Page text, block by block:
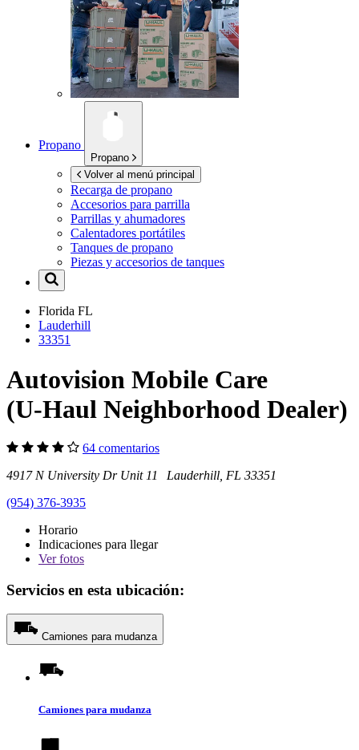
Propano
Propano
Volver al menú principal
Recarga de propano
Accesorios para parrilla
Parrillas y ahumadores
Calentadores portátiles
Tanques de propano
Piezas y accesorios de tanques
Florida FL
Lauderhill
33351
Autovision Mobile Care
(U-Haul Neighborhood Dealer)
64 comentarios
4917 N University Dr Unit 11 Lauderhill, FL 33351
(954) 376-3935
Horario
Indicaciones para llegar
Verfotos
Servicios en esta ubicación:
Camiones para mudanza
Camiones para mudanza